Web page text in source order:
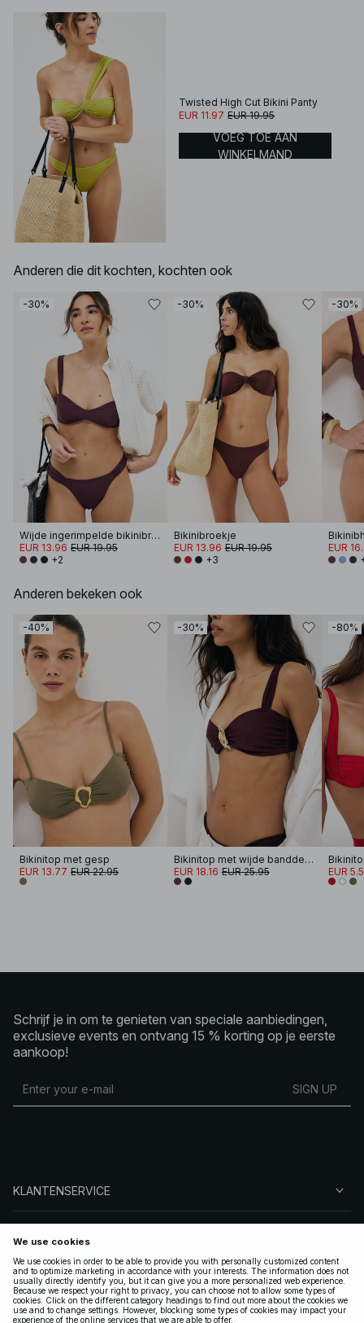
Twisted High Cut Bikini Panty
EUR 11.97 EUR 19.95
VOEG TOE AAN
WINKELMAND
Anderen die dit kochten, kochten ook
-30%
Wijde ingerimpelde bikinibroek
EUR 13.96 EUR 19.95
+2
-30%
Bikinibroekje
EUR 13.96 EUR 19.95
+3
-30%
EUR
Anderen bekeken ook
-40%
Bikinitop met gesp
EUR 13.77 EUR 22.95
-30%
Bikinitop met wijde banddetail
EUR 18.16 EUR 25.95
-80%
EUR
Schrijf je in om te genieten van speciale aanbiedingen,
exclusieve events en ontvang 15 % korting op je eerste
aankoop!
SIGN UP
KLANTENSERVICE
VOLG ONS
LEGAAL